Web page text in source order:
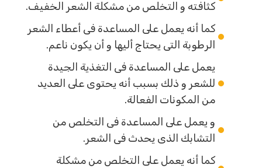
كثافته و التخلص من مشكلة الشعر الخفيف.
كما أنه يعمل على المساعدة فى أعطاء الشعر
الرطوبة التى يحتاج أليها و أن يكون ناعم.
يعمل على المساعدة فى التغذية الجيدة
للشعر و ذلك بسبب أنه يحتوى على العديد
من المكونات الفعالة.
و يعمل على المساعدة فى التخلص من
التشابك الذى يحدث فى الشعر.
كما أنه يعمل على التخلص من مشكلة